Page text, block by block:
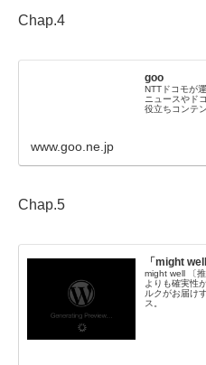
Chap.4
goo
NTTドコモが
ニュースやド
役立ちコンテ
www.goo.ne.jp
Chap.5
「might
might well 〔
よりも確実性
ルクがお届け
ス。